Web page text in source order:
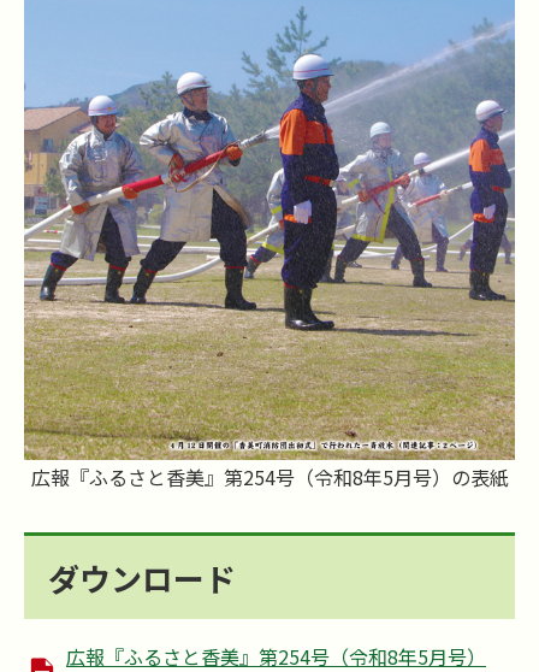
広報『ふるさと香美』第254号（令和8年5月号）の表紙
ダウンロード
広報『ふるさと香美』第254号（令和8年5月号）